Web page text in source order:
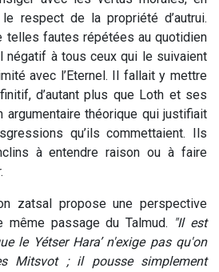
respect de la propriété d’autrui.
telles fautes répétées au quotidien
négatif à tous ceux qui le suivaient
avec l’Eternel. Il fallait y mettre
d’autant plus que Loth et ses
argumentaire théorique qui justifiait
qu’ils commettaient. Ils
à entendre raison ou à faire
zatsal propose une perspective
même passage du Talmud. "Il est
le Yétser Hara’ n'exige pas qu'on
Mitsvot ; il pousse simplement